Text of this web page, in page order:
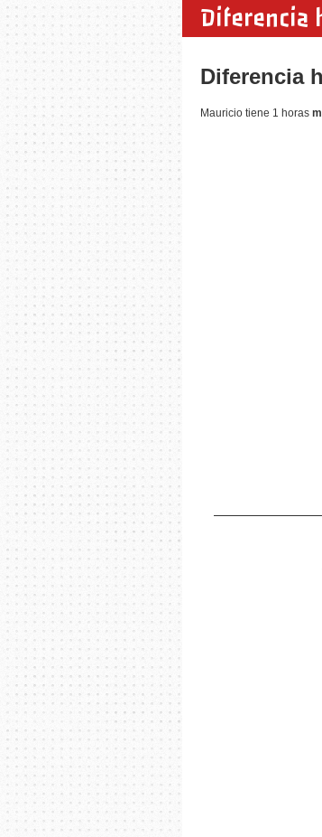
Diferencia
Diferencia
Mauricio tiene 1 horas